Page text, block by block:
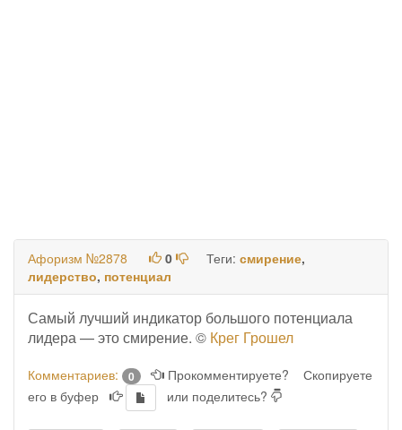
Афоризм №2878 0 Теги: смирение,
лидерство, потенциал
Самый лучший индикатор большого потенциала
лидера — это смирение. © Крег Грошел
Комментариев: 0 Прокомментируете?
Скопируете
его в буфер
или поделитесь?